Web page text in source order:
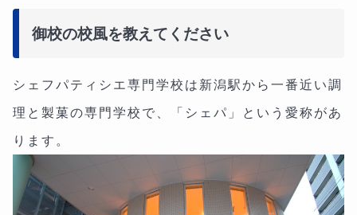
御校の校風を教えてください
シェフパティシエ専門学校は新潟駅から一番近い調
理と製菓の専門学校で、「シェパ」という愛称があ
ります。